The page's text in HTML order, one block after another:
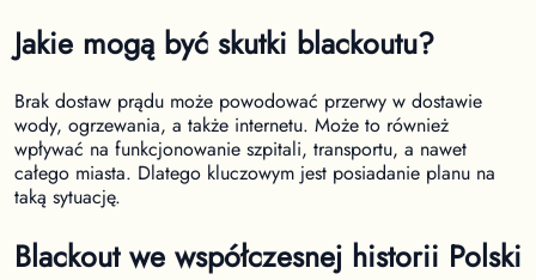
Jakie mogą być skutki blackoutu?
Brak dostaw prądu może powodować przerwy w dostawie
wody, ogrzewania, a także internetu. Może to również
wpływać na funkcjonowanie szpitali, transportu, a nawet
całego miasta. Dlatego kluczowym jest posiadanie planu na
taką sytuację.
Blackout we współczesnej historii Polski